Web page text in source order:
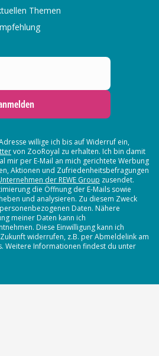
Themen
willige ich bis auf Widerruf ein,
von ZooRoyal zu erhalten. Ich bin damit
mir per E-Mail an mich gerichtete Werbung
Aktionen und Zufriedenheitsbefragungen
der REWE Group zusendet.
die Öffnung der E-Mails sowie
und analysieren. Zu diesem Zweck
Daten. Nähere
meiner Daten kann ich
Diese Einwilligung kann ich
widerrufen, z.B. per Abmeldelink am
Weitere Informationen findest du unter